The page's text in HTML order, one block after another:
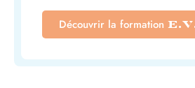
Découvrir la formation